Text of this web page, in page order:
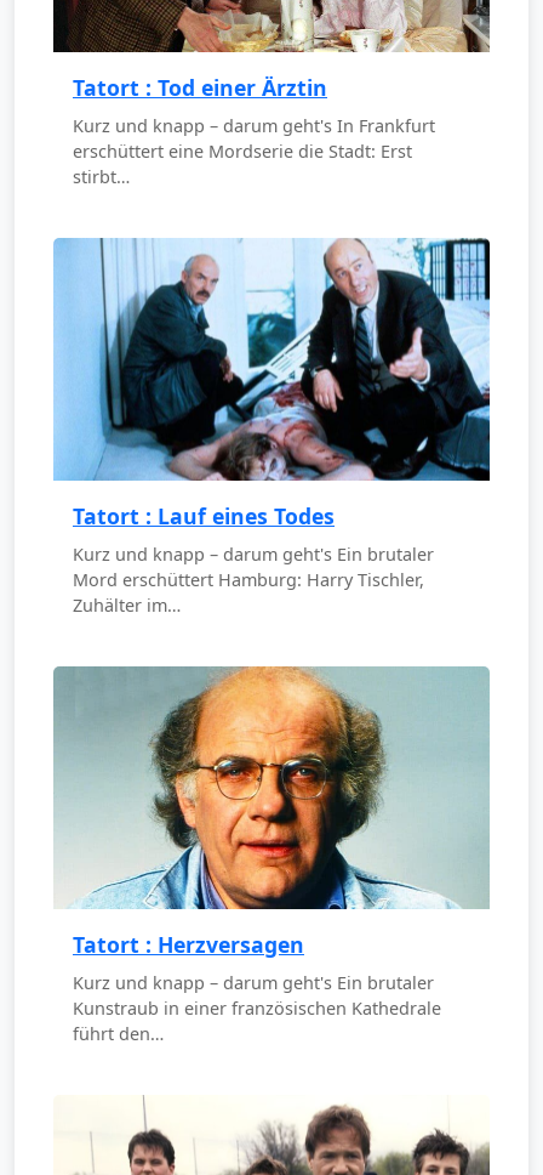
Tatort : Tod einer Ärztin
Kurz und knapp – darum geht's In Frankfurt
erschüttert eine Mordserie die Stadt: Erst
stirbt…
Tatort : Lauf eines Todes
Kurz und knapp – darum geht's Ein brutaler
Mord erschüttert Hamburg: Harry Tischler,
Zuhälter im…
Tatort : Herzversagen
Kurz und knapp – darum geht's Ein brutaler
Kunstraub in einer französischen Kathedrale
führt den…